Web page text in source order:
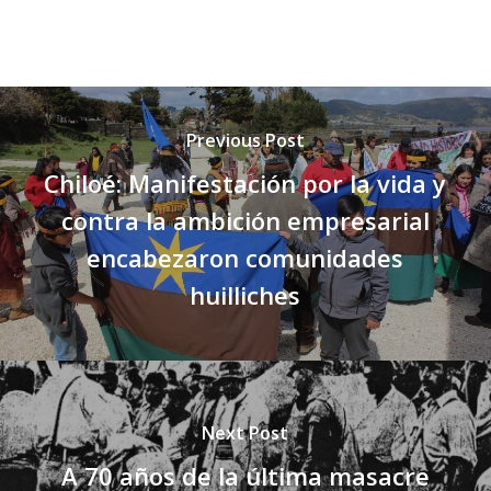
Previous Post
Chiloé: Manifestación por la vida y
contra la ambición empresarial
encabezaron comunidades
huilliches
Next Post
A 70 años de la última masacre